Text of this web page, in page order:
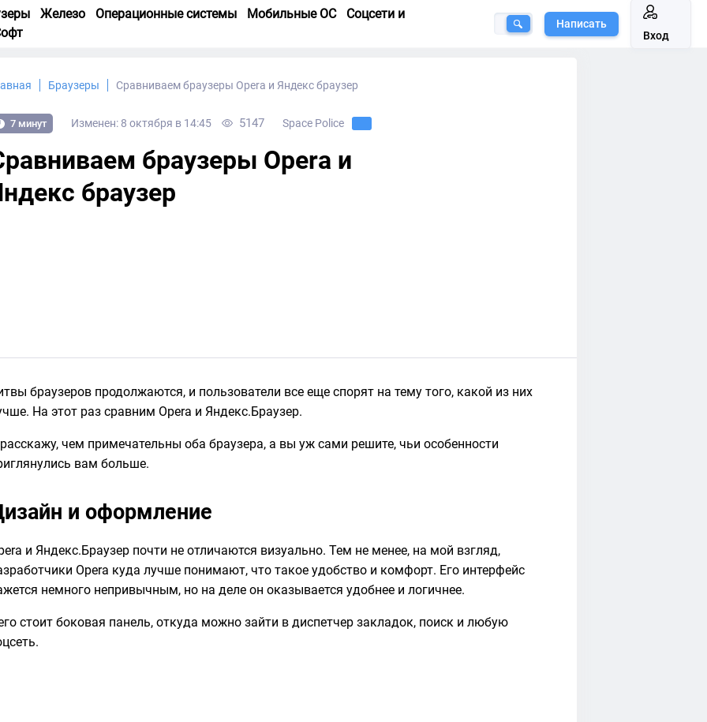
Железо Операционные системы Мобильные ОС
Соцсети и
Написать
Вход
Браузеры Сравниваем браузеры Opera и Яндекс браузер
7 минут Изменен: 8 октября в 14:45 5147 Space Police
браузеры Opera и
браузер
браузеров продолжаются, и пользователи все еще спорят на тему того, какой из них
На этот раз сравним Opera и Яндекс.Браузер.
чем примечательны оба браузера, а вы уж сами решите, чьи особенности
вам больше.
и оформление
и Яндекс.Браузер почти не отличаются визуально. Тем не менее, на мой взгляд,
Opera куда лучше понимают, что такое удобство и комфорт. Его интерфейс
немного непривычным, но на деле он оказывается удобнее и логичнее.
стоит боковая панель, откуда можно зайти в диспетчер закладок, поиск и любую